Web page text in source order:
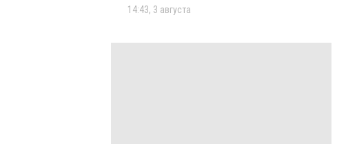
14:43, 3 августа